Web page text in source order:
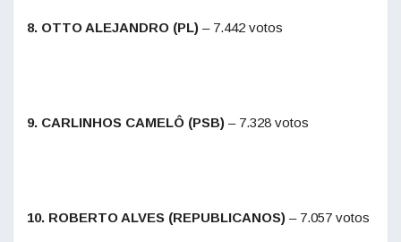
8. OTTO ALEJANDRO (PL) – 7.442 votos
9. CARLINHOS CAMELÔ (PSB) – 7.328 votos
10. ROBERTO ALVES (REPUBLICANOS) – 7.057 votos